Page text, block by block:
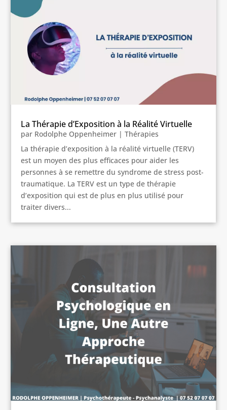
La Thérapie d’Exposition à la Réalité Virtuelle
par Rodolphe Oppenheimer |Thérapies
La thérapie d’exposition à la réalité virtuelle (TERV)
est un moyen des plus efficaces pour aider les
personnes à se remettre du syndrome de stress post-
traumatique. La TERV est un type de thérapie
d’exposition qui est de plus en plus utilisé pour
traiter divers...